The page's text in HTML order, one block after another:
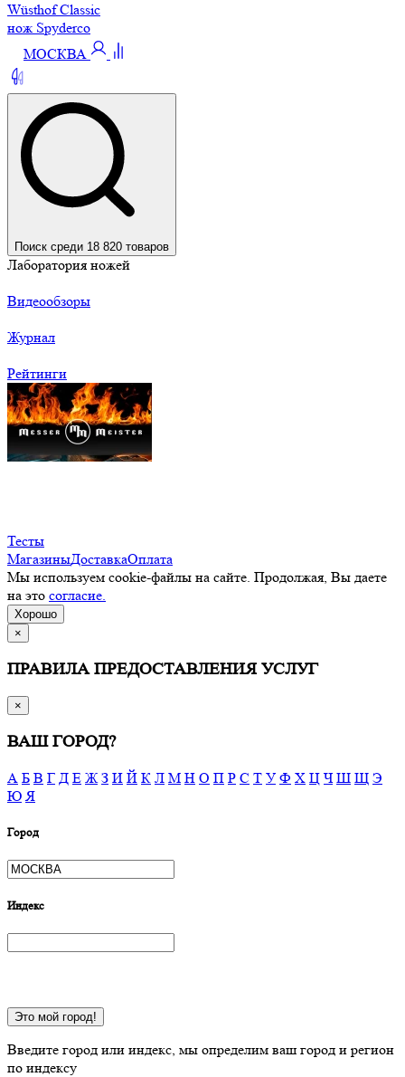
Wüsthof Classic
нож Spyderco
МОСКВА
Поиск среди 18 820 товаров
Лаборатория ножей
Видеообзоры
Журнал
Рейтинги
Тесты
МагазиныДоставкаОплата
Мы используем cookie-файлы на сайте. Продолжая, Вы даете
на это согласие.
Хорошо
×
ПРАВИЛА ПРЕДОСТАВЛЕНИЯ УСЛУГ
×
ВАШ ГОРОД?
А Б В Г Д Е Ж З И Й К Л М Н О П Р С Т У Ф Х Ц Ч Ш Щ Э
Ю Я
Город
Индекс
Это мой город!
Введите город или индекс, мы определим ваш город и регион
по индексу